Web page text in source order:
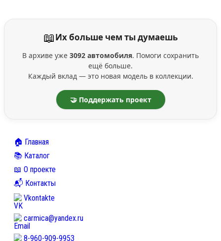
📖Их больше чем ты думаешь
В архиве уже 3092 автомобиля. Помоги сохранить
ещё больше.
Каждый вклад — это новая модель в коллекции.
🤝 Поддержать проект
🏠 Главная
📚 Каталог
📖 О проекте
📬 Контакты
Vkontakte
carmica@yandex.ru
8-960-909-9953